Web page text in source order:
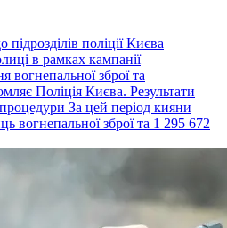
поліції Києва
в рамках кампанії
вогнепальної зброї та
Поліція Києва. Результати
За цей період кияни
вогнепальної зброї та 1 295 672